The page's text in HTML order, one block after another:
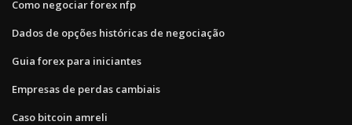
Como negociar forex nfp
Dados de opções históricas de negociação
Guia forex para iniciantes
Empresas de perdas cambiais
Caso bitcoin amreli